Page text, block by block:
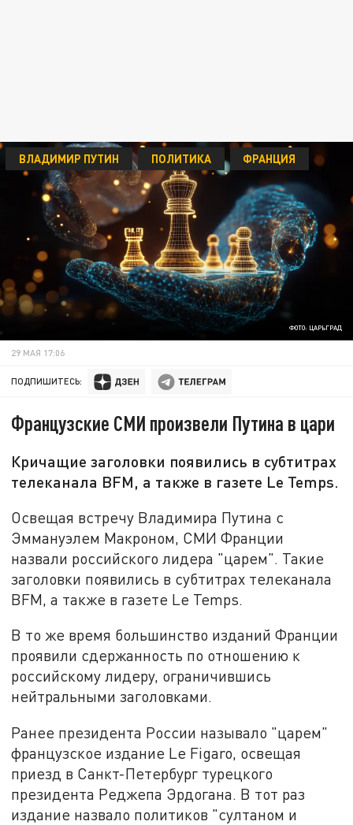
ФОТО: ЦАРЬГРАД
ВЛАДИМИР ПУТИН ПОЛИТИКА ФРАНЦИЯ
29 МАЯ 17:06
ПОДПИШИТЕСЬ:
Французские СМИ произвели Путина в цари
Кричащие заголовки появились в субтитрах
телеканала BFM, а также в газете Le Temps.
Освещая встречу Владимира Путина с
Эммануэлем Макроном, СМИ Франции
назвали российского лидера "царем". Такие
заголовки появились в субтитрах телеканала
BFM, а также в газете Le Temps.
В то же время большинство изданий Франции
проявили сдержанность по отношению к
российскому лидеру, ограничившись
нейтральными заголовками.
Ранее президента России называло "царем"
французское издание Le Figaro, освещая
приезд в Санкт-Петербург турецкого
президента Реджепа Эрдогана. В тот раз
издание назвало политиков "султаном и